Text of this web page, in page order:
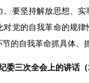
。要坚持解放思想、
党的自我革命的规
的自我革命抓具体、
委三次全会上的讲话